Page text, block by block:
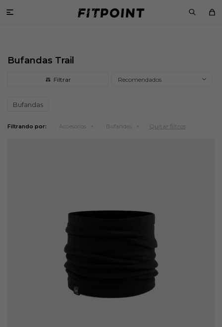

Bufandas Trail
Recomendados
Bufandas
Filtrando por: Accesorios Bufandas Quitar filtros